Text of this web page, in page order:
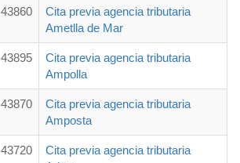
43860
Cita previa agencia tributaria
Ametlla de Mar
43895
Cita previa agencia tributaria
Ampolla
43870
Cita previa agencia tributaria
Amposta
43720
Cita previa agencia tributaria